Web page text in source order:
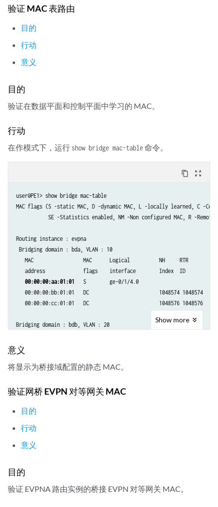
验证 MAC 表路由
目的
行动
意义
目的
验证在数据平面和控制平面中学习的 MAC。
行动
在作模式下，运行 show bridge mac-table命令。
content_copy zoom_out_map
user@PE1> show bridge mac-table
MAC flags (S -static MAC, D -dynamic MAC, L -locally learned, C -
SE -Statistics enabled, NM -Non configured MAC, R -Remote
Routing instance : evpna
Bridging domain : bda, VLAN : 10
   MAC                 MAC      Logical          NH     RTR
   address             flags    interface        Index  ID
00:00:00:aa:01:01
   S        ge-0/1/4.0
   00:00:00:bb:01:01   DC                        1048574 1048574
   00:00:00:cc:01:01   DC                        1048576 1048576
Bridging domain : bdb, VLAN : 20
   address             flags    interface        Index  ID
   00:00:00:bb:02:01   DC                        1048575 1048575
Show more
意义
将显示为桥接域配置的静态 MAC。
验证网桥 EVPN 对等网关 MAC
目的
行动
意义
目的
验证 EVPNA 路由实例的桥接 EVPN 对等网关 MAC。